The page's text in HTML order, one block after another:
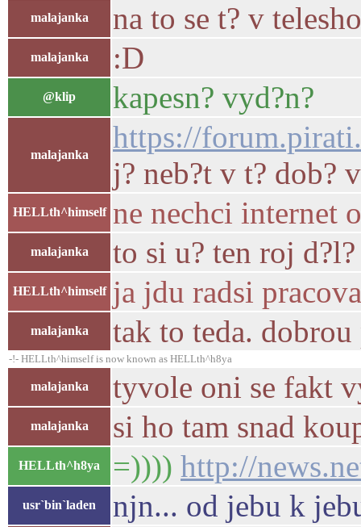
malajanka na to se t? v
malajanka :D
@klip kapesn? vyd?n?
malajanka
https://
j? neb?t v t? dob?
HELLth^himself ne nechci internet
malajanka to si u? ten roj
HELLth^himself ja jdu radsi
malajanka tak to teda.
-!- HELLth^himself is now known as HELLth^h8ya
malajanka tyvole oni se fakt
malajanka si ho tam snad
HELLth^h8ya =)))) http://
usr`bin`laden njn... od jebu k